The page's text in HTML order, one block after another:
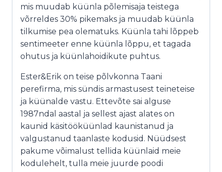
mis muudab küünla põlemisaja teistega
võrreldes 30% pikemaks ja muudab küünla
tilkumise pea olematuks. Küünla tahi lõppeb
sentimeeter enne küünla lõppu, et tagada
ohutus ja küünlahoidikute puhtus.
Ester&Erik on teise põlvkonna Taani
perefirma, mis sündis armastusest teineteise
ja küünalde vastu. Ettevõte sai alguse
1987ndal aastal ja sellest ajast alates on
kaunid käsitööküünlad kaunistanud ja
valgustanud taanlaste kodusid. Nüüdsest
pakume võimalust tellida küünlaid meie
kodulehelt, tulla meie juurde poodi